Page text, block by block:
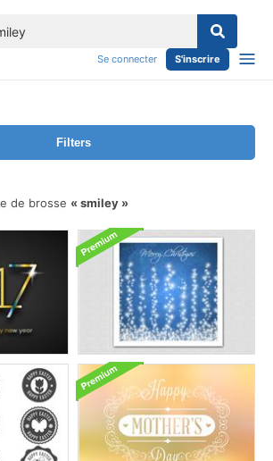
Se connecter S'inscrire
Filters
de brosse
smiley